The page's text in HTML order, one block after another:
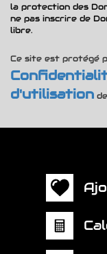
la protection des
ne pas inscrire de
libre.
Ce site est protégé
d'utilisation